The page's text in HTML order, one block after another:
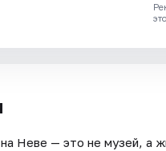
Неве — это не музей, а